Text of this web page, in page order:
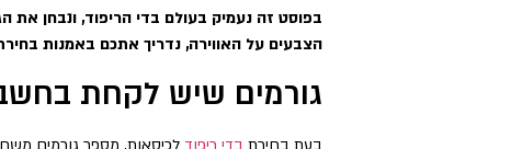
בפוסט זה נעמיק בעולם בדי הריפוד, ונבחן
הצבעים על האווירה, נדריך אתכם באמנות
גורמים שיש לקחת